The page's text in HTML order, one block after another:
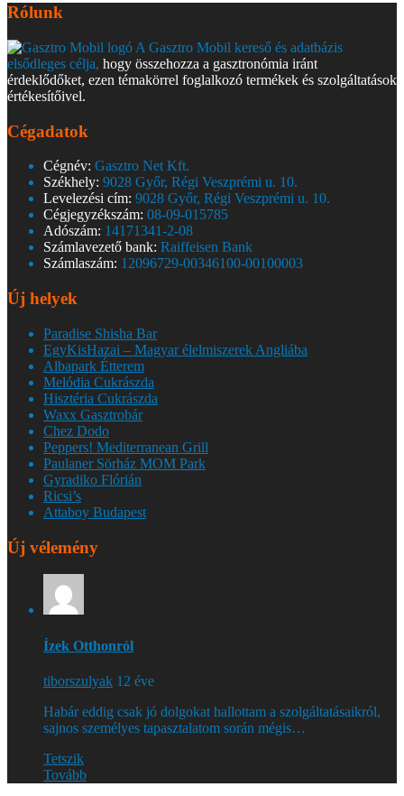
Rólunk
A Gasztro Mobil kereső és adatbázis
elsődleges célja, hogy összehozza a gasztronómia iránt
érdeklődőket, ezen témakörrel foglalkozó termékek és szolgáltatások
értékesítőivel.
Cégadatok
Cégnév: Gasztro Net Kft.
Székhely: 9028 Győr, Régi Veszprémi u. 10.
Levelezési cím: 9028 Győr, Régi Veszprémi u. 10.
Cégjegyzékszám: 08-09-015785
Adószám: 14171341-2-08
Számlavezető bank: Raiffeisen Bank
Számlaszám: 12096729-00346100-00100003
Új helyek
Paradise Shisha Bar
EgyKisHazai – Magyar élelmiszerek Angliába
Albapark Étterem
Melódia Cukrászda
Hisztéria Cukrászda
Waxx Gasztrobár
Chez Dodo
Peppers! Mediterranean Grill
Paulaner Sörház MOM Park
Gyradiko Flórián
Ricsi’s
Attaboy Budapest
Új vélemény
Ízek Otthonról
tiborszulyak 12 éve
Habár eddig csak jó dolgokat hallottam a szolgáltatásaikról,
sajnos személyes tapasztalatom során mégis…
Tetszik
Tovább